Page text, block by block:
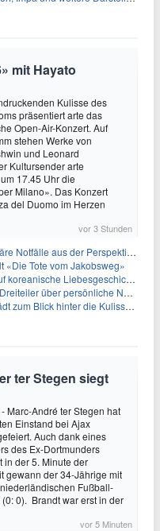
mit Hayato
Kulisse des
präsentiert arte das
Open-Air-Konzert. Auf
stehen Werke von
und Leonard
Kultursender arte
17.45 Uhr die
Milano». Das Konzert
del Duomo im Herzen
vor 3 Stunden
aus der Perspektive der Patienten
«Die Tote vom Jakobsweg»
koreanische Liebesgeschichte
über persönliche Neuanfänge
hinter die Kulissen ihres Freundeskreises
ter Stegen siegt
Marc-André ter Stegen hat
Einstand bei Ajax
Auch dank eines
des Ex-Dortmunders
in der 5. Minute der
gewann der 34-Jährige mit
Fußball-
0). Brandt war erst in der
vor 5 Minuten